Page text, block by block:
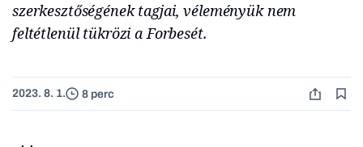
szerkesztőségének tagjai, véleményük nem
feltétlenül tükrözi a Forbesét.
2023. 8. 1. 8 perc